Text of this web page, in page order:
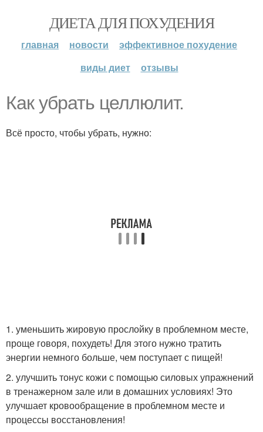
ДИЕТА ДЛЯ ПОХУДЕНИЯ
главная новости
эффективное похудение
виды диет
отзывы
Как убрать целлюлит.
Всё просто, чтобы убрать, нужно:
1. уменьшить жировую прослойку в проблемном месте,
проще говоря, похудеть! Для этого нужно тратить
энергии немного больше, чем поступает с пищей!
2. улучшить тонус кожи с помощью силовых упражнений
в тренажерном зале или в домашних условиях! Это
улучшает кровообращение в проблемном месте и
процессы восстановления!